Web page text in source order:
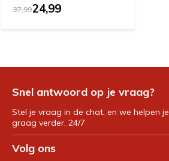
37,9924,99
Snel antwoord op je vraag?
Stel je vraag in de chat, en we helpen je
graag verder. 24/7
Volg ons